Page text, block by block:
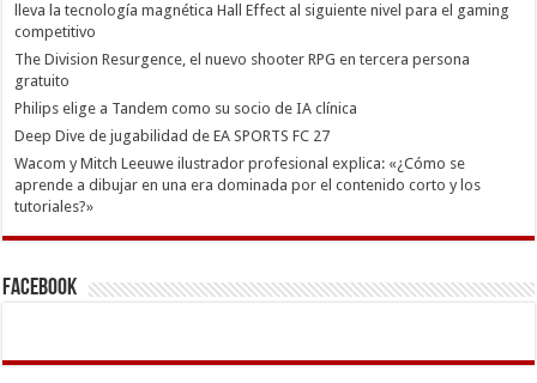
lleva la tecnología magnética Hall Effect al siguiente nivel para el gaming
competitivo
The Division Resurgence, el nuevo shooter RPG en tercera persona
gratuito
Philips elige a Tandem como su socio de IA clínica
Deep Dive de jugabilidad de EA SPORTS FC 27
Wacom y Mitch Leeuwe ilustrador profesional explica: «¿Cómo se
aprende a dibujar en una era dominada por el contenido corto y los
tutoriales?»
Facebook